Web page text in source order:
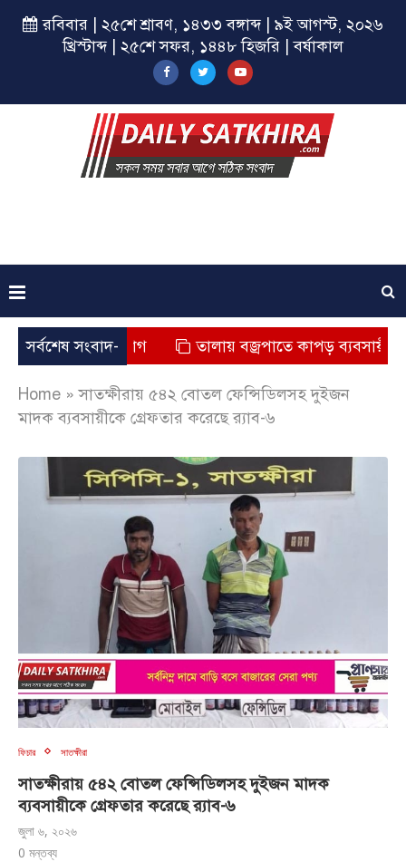
রবিবার | ২৫শে শ্রাবণ, ১৪৩৩ বঙ্গাব্দ | ৯ই আগস্ট, ২০২৬
খ্রিস্টাব্দ | ২৫শে সফর, ১৪৪৮ হিজরি | বর্ষাকাল
সর্বশেষ সংবাদ-
অভিযোগ তালায় বজ্রপাতে কাপড় ব্যবসায়ীর মৃত্যু
Home »সাতক্ষীরায় ৫৪২ বোতল ফেন্সিডিলসহ দুইজন
মাদক ব্যবসায়ীকে গ্রেফতার করেছে র‍্যাব-৬
ফিচার সাতক্ষীরা
সাতক্ষীরায় ৫৪২ বোতল ফেন্সিডিলসহ দুইজন মাদক
ব্যবসায়ীকে গ্রেফতার করেছে র‍্যাব-৬
জুলা ৬, ২০২৬
0 মন্তব্য